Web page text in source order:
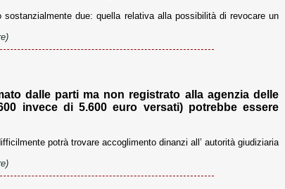
due: quella relativa alla possibilità di revocare un
dalle parti ma non registrato alla agenzia delle
invece di 5.600 euro versati) potrebbe essere
potrà trovare accoglimento dinanzi all’ autorità giudiziaria